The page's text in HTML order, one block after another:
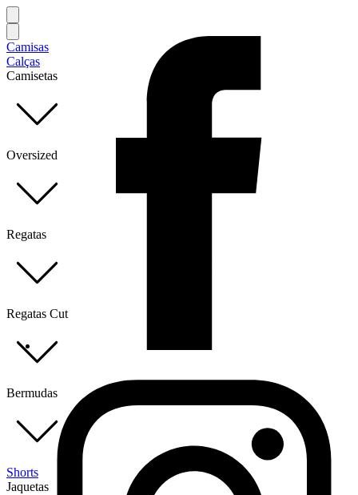
Camisas
Calças
Camisetas
Oversized
Regatas
Regatas Cut
Bermudas
Shorts
Jaquetas